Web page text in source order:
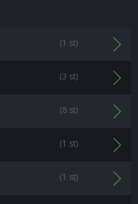
(1 st)
(3 st)
(8 st)
(1 st)
(1 st)